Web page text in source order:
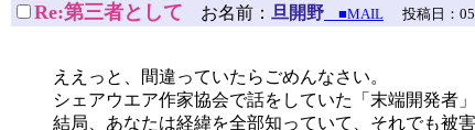
Re:第三者として お名前： 旦開野 ■MAIL 投稿日：05
ええっと、間違っていたらごめんなさい。
シェアウエア作家協会で話をしていた「末端開発者
結局、あなたは経緯を全部知っていて、それでも被